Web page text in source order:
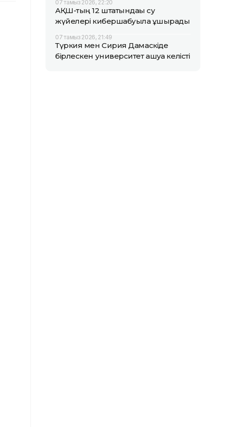
07 тамыз 2026, 22:20
АҚШ-тың 12 штатындағы су
жүйелері кибершабуылға ұшырады
07 тамыз 2026, 21:49
Түркия мен Сирия Дамаскіде
бірлескен университет ашуға келісті